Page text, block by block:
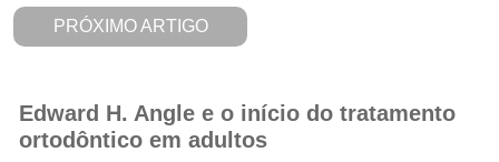
PRÓXIMO ARTIGO
Edward H. Angle e o início do tratamento
ortodôntico em adultos